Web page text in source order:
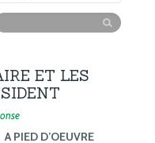
ET LES
A PIED D’OEUVRE